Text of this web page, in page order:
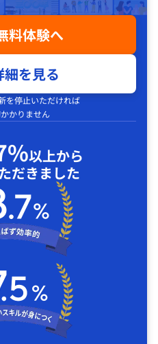
料体験へ
を見る
を停止いただければ
かりません
以上から
だきました